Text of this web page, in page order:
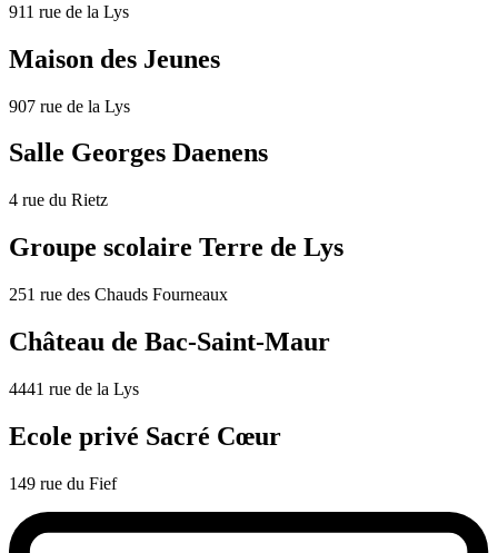
911 rue de la Lys
Maison des Jeunes
907 rue de la Lys
Salle Georges Daenens
4 rue du Rietz
Groupe scolaire Terre de Lys
251 rue des Chauds Fourneaux
Château de Bac-Saint-Maur
4441 rue de la Lys
Ecole privé Sacré Cœur
149 rue du Fief